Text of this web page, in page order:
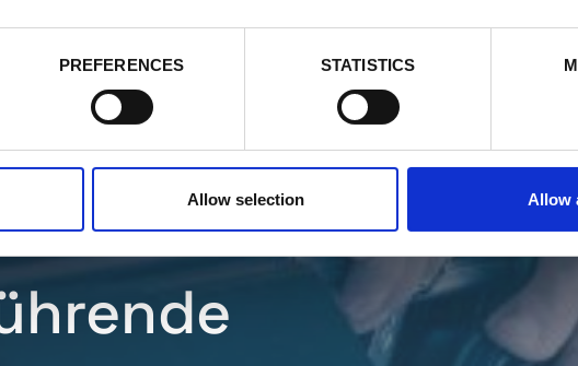
PREFERENCES STATISTICS
Allow selection Allow